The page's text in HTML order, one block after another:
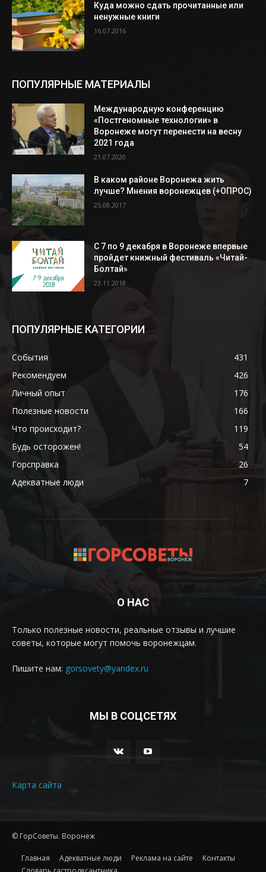
Куда можно сдать прочитанные или
ненужные книги
16.07.2016
ПОПУЛЯРНЫЕ МАТЕРИАЛЫ
Международную конференцию
«Постгеномные технологии» в
Воронеже могут перенести на весну
2021 года
21.07.2020
В каком районе Воронежа жить
лучше? Мнения воронежцев (+ОПРОС)
25.08.2017
С 7 по 9 декабря в Воронеже впервые
пройдет книжный фестиваль «Читай-
Болтай»
23.11.2018
ПОПУЛЯРНЫЕ КАТЕГОРИИ
События
431
Рекомендуем
426
Личный опыт
176
Полезные новости
166
Что происходит?
119
Будь осторожен!
54
Горсправка
26
Адекватные люди
7
О НАС
Только полезные новости, реальные отзывы и лучшие
советы, которые могут помочь воронежцам.
Пишите нам: gorsovety@yandex.ru
МЫ В СОЦСЕТЯХ
Карта сайта
© ГорСоветы. Воронеж
Главная Адекватные люди Реклама на сайте
Контакты